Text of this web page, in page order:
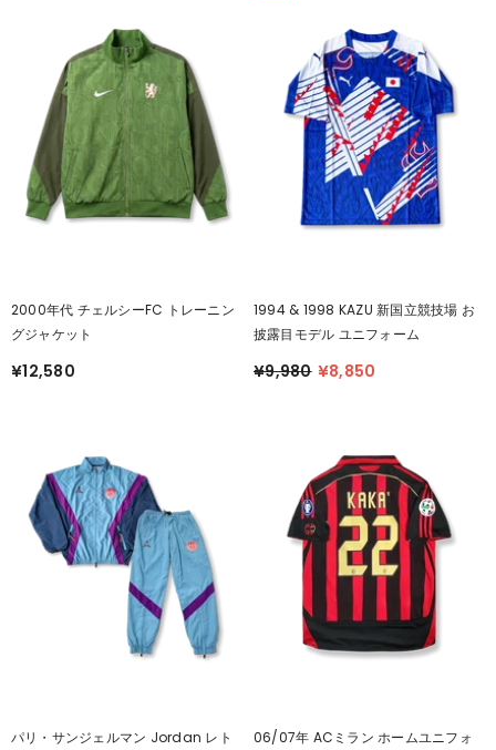
2000年代 チェルシーFC トレーニン
グジャケット
¥12,580
1994 & 1998 KAZU 新国立競技場 お
披露目モデル ユニフォーム
¥9,980 ¥8,850
パリ・サンジェルマン Jordan レト
06/07年 ACミラン ホームユニフォ